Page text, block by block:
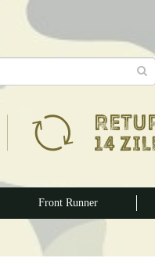
Front Runner